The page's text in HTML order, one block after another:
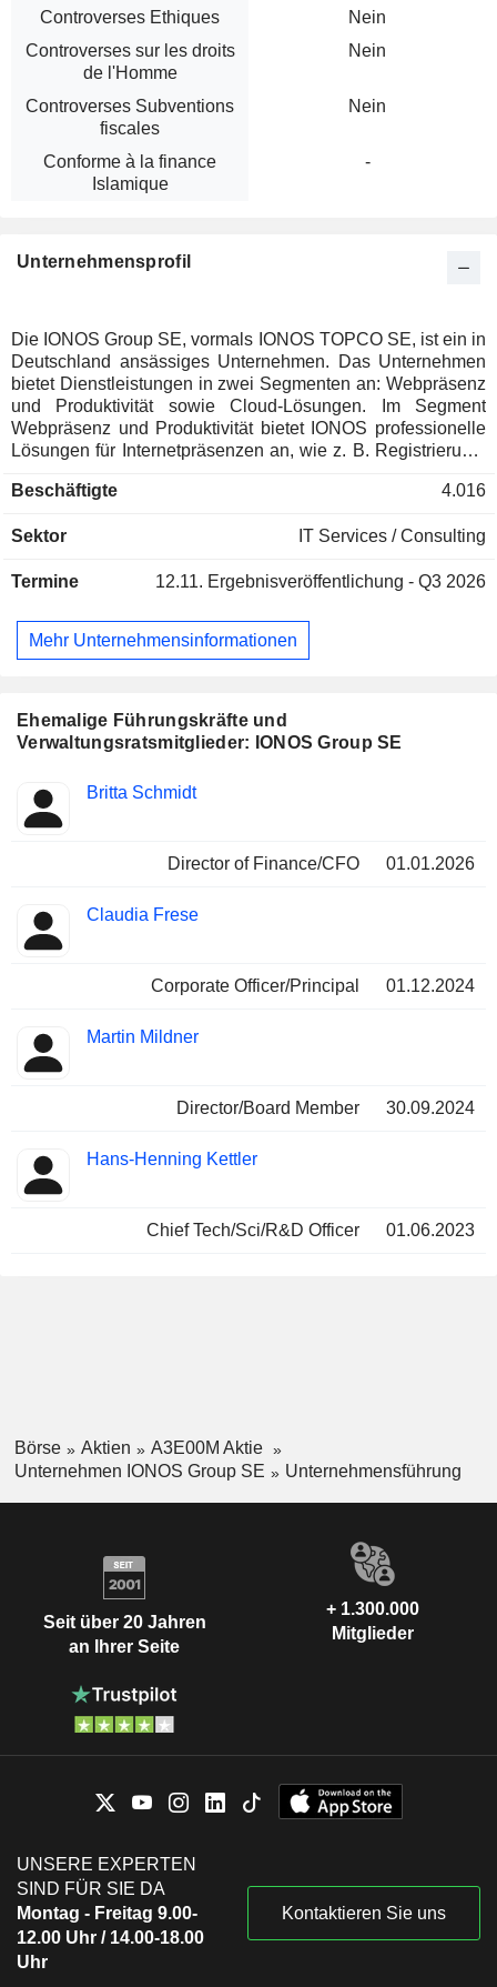
Ehemalige Führungskräfte und
Verwaltungsratsmitglieder: IONOS Group SE
Insider
Besetzte
Britta Schmidt
Director of Finance/CFO 01.01.2026
Claudia Frese
Corporate Officer/Principal 01.12.2024
Martin Mildner
Director/Board Member 30.09.2024
Hans-Henning Kettler
Chief Tech/Sci/R&D Officer 01.06.2023
Controverses Ethiques
Nein
Controverses sur les droits
de l'Homme
Nein
Controverses Subventions
fiscales
Nein
Conforme à la finance
Islamique
-
Unternehmensprofil
Die IONOS Group SE, vormals IONOS TOPCO SE, ist ein in
Deutschland ansässiges Unternehmen. Das Unternehmen
bietet Dienstleistungen in zwei Segmenten an: Webpräsenz
und Produktivität sowie Cloud-Lösungen. Im Segment
Webpräsenz und Produktivität bietet IONOS professionelle
Lösungen für Internetpräsenzen an, wie z. B. Registrierung,
Intelligenz unterstützt werden. Die Cloud-Lösungen
Lösungen mit einem breiten Spektrum an Dienstleistungen
Platform-as-a-Service (PaaS) und Software-as-a-Service
Beschäftigte 4.016
Sektor IT Services / Consulting
Termine 12.11. Ergebnisveröffentlichung - Q3 2026
Mehr Unternehmensinformationen
Börse Aktien
A3E00M Aktie
Unternehmen IONOS Group SE
Unternehmensführung
Seit über 20 Jahren
an Ihrer Seite
+ 1.300.000
Mitglieder
UNSERE EXPERTEN
SIND FÜR SIE DA
Montag - Freitag 9.00-
12.00 Uhr / 14.00-18.00
Uhr
Kontaktieren Sie uns